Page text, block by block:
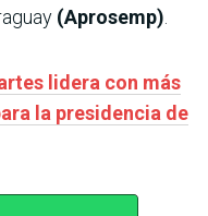
(Aprosemp)
lidera con más
la presidencia de